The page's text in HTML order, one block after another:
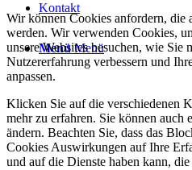
Kontakt
Menü Menü
Wir können Cookies anfordern, die
werden. Wir verwenden Cookies,
unsere Websites besuchen, wie Sie
Nutzererfahrung verbessern und
anpassen.
Klicken Sie auf die verschiedenen
mehr zu erfahren. Sie können auch
ändern. Beachten Sie, dass das
Cookies Auswirkungen auf Ihre
und auf die Dienste haben kann,